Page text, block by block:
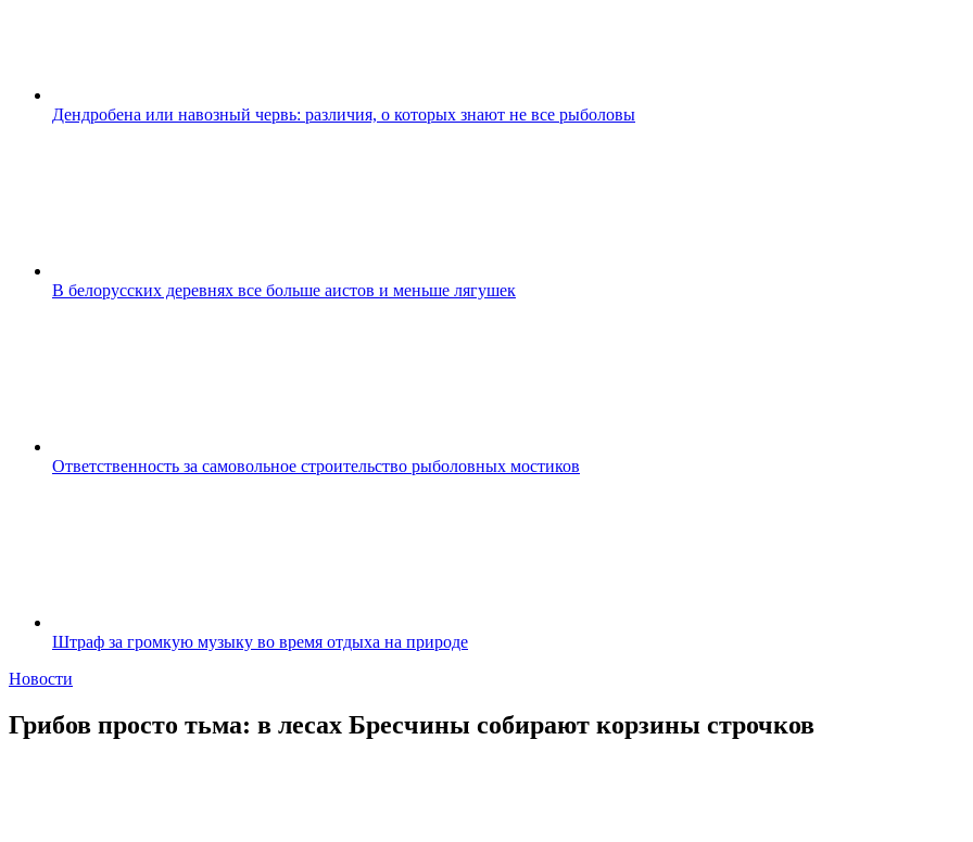
Дендробена или навозный червь: различия, о которых знают не все рыболовы
В белорусских деревнях все больше аистов и меньше лягушек
Ответственность за самовольное строительство рыболовных мостиков
Штраф за громкую музыку во время отдыха на природе
Новости
Грибов просто тьма: в лесах Бресчины собирают корзины строчков